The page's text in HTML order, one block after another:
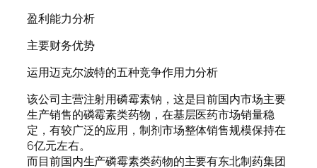
盈利能力分析
主要财务优势
运用迈克尔波特的五种竞争作用力分析
该公司主营注射用磷霉素钠，这是目前国内市场主要
生产销售的磷霉素类药物，在基层医药市场销量稳
定，有较广泛的应用，制剂市场整体销售规模保持在
6亿元左右。
而目前国内生产磷霉素类药物的主要有东北制药集团